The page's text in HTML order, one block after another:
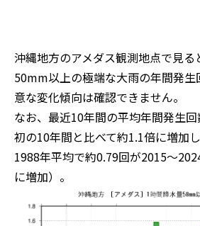
沖縄地方のアメダス観測地点で見る
50mm以上の極端な大雨の年間発生
意な変化傾向は確認できません。
なお、最近10年間の平均年間発生
初の10年間と比べて約1.1倍に増加
1988年平均で約0.79回が2015〜
に増加）。